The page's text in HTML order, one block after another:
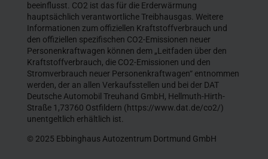
beeinflusst. CO2 ist das für die Erderwärmung
hauptsächlich verantwortliche Treibhausgas. Weitere
Informationen zum offiziellen Kraftstoffverbrauch und
den offiziellen spezifischen CO2-Emissionen neuer
Personenkraftwagen können dem „Leitfaden über den
Kraftstoffverbrauch, die CO2-Emissionen und den
Stromverbrauch neuer Personenkraftwagen“ entnommen
werden, der an allen Verkaufsstellen und bei der DAT
Deutsche Automobil Treuhand GmbH, Hellmuth-Hirth-
Straße 1,73760 Ostfildern (https://www.dat.de/co2/)
unentgeltlich erhältlich ist.
© 2025 Ebbinghaus Autozentrum Dortmund GmbH